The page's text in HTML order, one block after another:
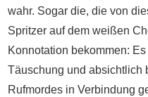
wahr. Sogar die, die von
Spritzer auf dem weißen
Konnotation bekommen:
Täuschung und absichtlich
Rufmordes in Verbindung